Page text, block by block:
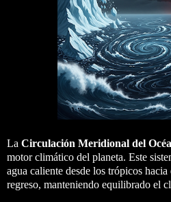
La Circulación Meridional del
motor climático del planeta. Este
agua caliente desde los trópicos
regreso, manteniendo equilibrado el